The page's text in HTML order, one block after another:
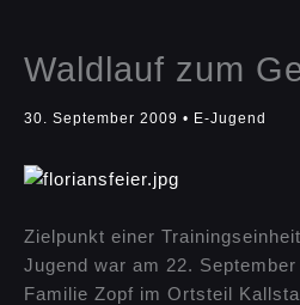
Waldlauf zum
30. September 2009 • E-Jugend
Zielpunkt einer
Jugend war am 22.
Familie Zopf im Ortsteil